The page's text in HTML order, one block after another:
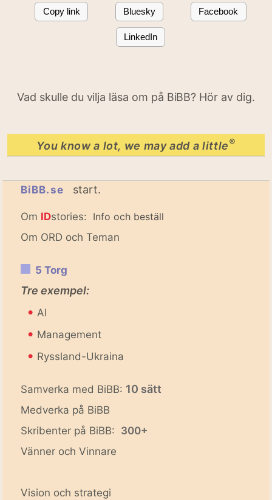
Copy link Bluesky Facebook
LinkedIn
Vad skulle du vilja läsa om på BiBB? Hör av dig.
You know a lot, we may add a little®
BiBB.se start.
Om IDstories: Info och beställ
Om ORD och Teman
5 Torg
Tre exempel:
• AI
• Management
• Ryssland-Ukraina
Samverka med BiBB: 10 sätt
Medverka på BiBB
Skribenter på BiBB: 300+
Vänner och Vinnare
Vision och strategi